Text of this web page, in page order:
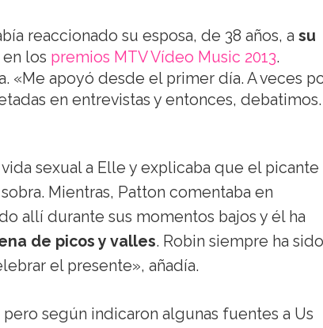
reaccionado su esposa, de 38 años, a su
en los premios MTV Vídeo Music 2013.
«Me apoyó desde el primer día. A veces
en entrevistas y entonces, debatimos.
sexual a Elle y explicaba que el picante
Mientras, Patton comentaba en
allí durante sus momentos bajos y él ha
de picos y valles. Robin siempre ha
el presente», añadía.
según indicaron algunas fuentes a Us